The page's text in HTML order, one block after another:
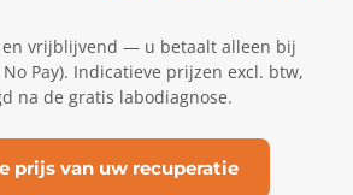
en vrijblijvend — u betaalt alleen bij
Pay). Indicatieve prijzen excl. btw,
na de gratis labodiagnose.
prijs van uw recuperatie